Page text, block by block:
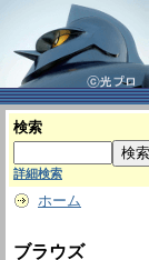
検索
詳細検索
ホーム
ブラウズ